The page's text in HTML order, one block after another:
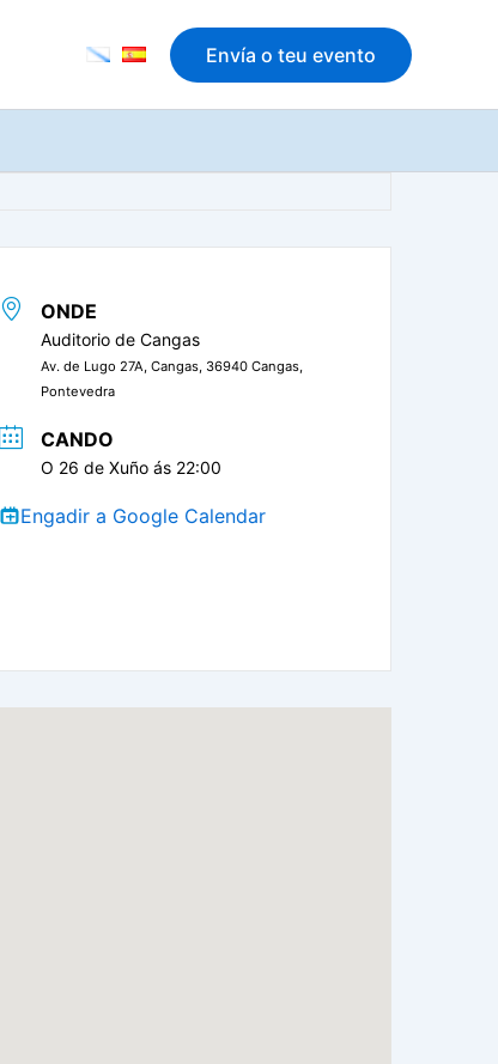
Envía o teu evento
ONDE
Auditorio de Cangas
Av. de Lugo 27A, Cangas, 36940 Cangas,
Pontevedra
CANDO
O 26 de Xuño ás 22:00
Engadir a Google Calendar